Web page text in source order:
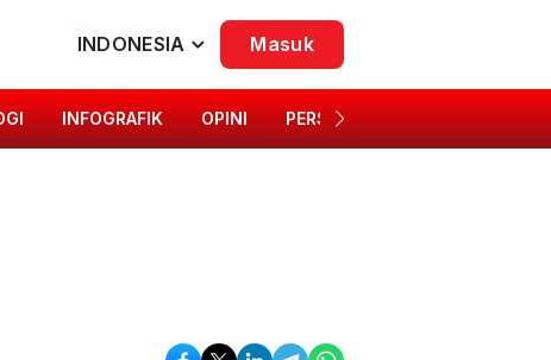
INDONESIA Masuk
INFOGRAFIK OPINI PERSONA